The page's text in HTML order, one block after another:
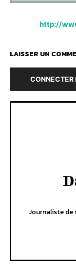
http://
LAISSER UN
CONNECTER
Journaliste de